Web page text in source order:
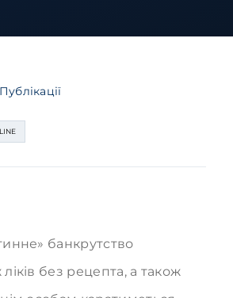
банкрутство
без рецепта, а також